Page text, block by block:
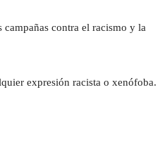
contra el racismo y la
expresión racista o xenófoba.